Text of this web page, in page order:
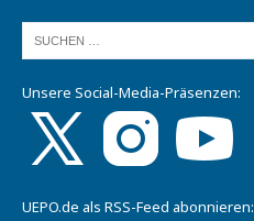
Unsere Social-Media-Präsenzen:
UEPO.de als RSS-Feed abonnieren: